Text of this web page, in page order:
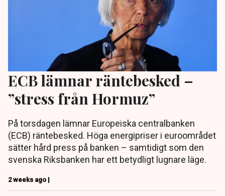
ECB lämnar räntebesked –
”stress från Hormuz”
På torsdagen lämnar Europeiska centralbanken
(ECB) räntebesked. Höga energipriser i euroområdet
sätter hård press på banken – samtidigt som den
svenska Riksbanken har ett betydligt lugnare läge.
2 weeks ago |